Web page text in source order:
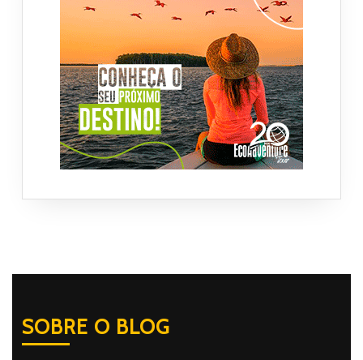
SOBRE O BLOG